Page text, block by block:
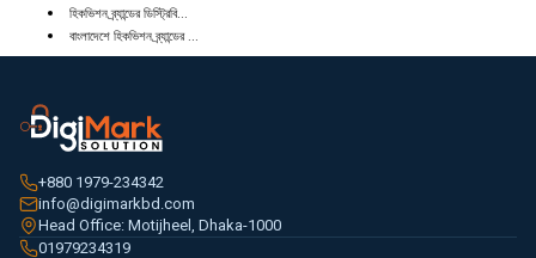
হিকভিশন ব্র্যান্ডের ডিস্ট্রিবি...
বাংলাদেশে হিকভিশন ব্র্যান্ডের ...
+880 1979-234342
info@digimarkbd.com
Head Office: Motijheel, Dhaka-1000
01979234319